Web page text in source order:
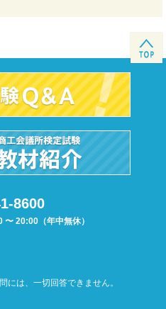
8600
〜 20:00（年中無休）
には、一切回答できません。